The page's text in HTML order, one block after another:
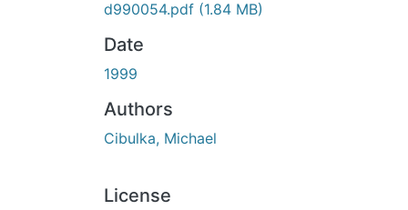
d990054.pdf (1.84 MB)
Date
1999
Authors
Cibulka, Michael
License